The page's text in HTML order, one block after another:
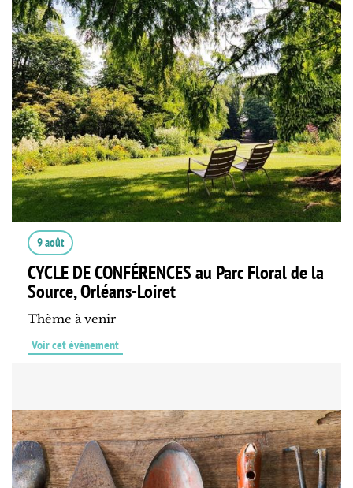
9 août
CYCLE DE CONFÉRENCES au Parc Floral de la
Source, Orléans-Loiret
Thème à venir
Voir cet événement